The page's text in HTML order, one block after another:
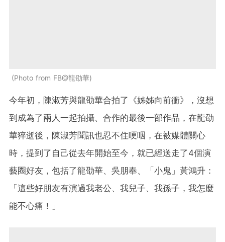
Photo from FB@龍劭華
今年初，陳淑芳與龍劭華合拍了《姊姊向前衝》，沒想
到成為了兩人一起拍攝、合作的最後一部作品，在龍劭
華猝逝後，陳淑芳聞訊也忍不住哽咽，在被媒體關心
時，提到了自己從去年開始至今，就已經送走了4個演
藝圈好友，包括了龍劭華、吳朋奉、「小鬼」黃鴻升：
「這些好朋友有演過我老公、我兒子、我孫子，我怎麼
能不心痛！」